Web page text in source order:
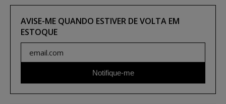
AVISE-ME QUANDO ESTIVER DE VOLTA EM
ESTOQUE
Notifique-me